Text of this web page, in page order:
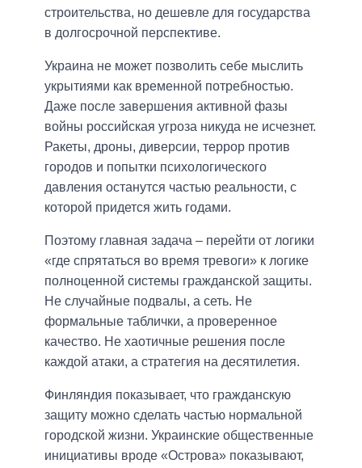
строительства, но дешевле для государства
в долгосрочной перспективе.
Украина не может позволить себе мыслить
укрытиями как временной потребностью.
Даже после завершения активной фазы
войны российская угроза никуда не исчезнет.
Ракеты, дроны, диверсии, террор против
городов и попытки психологического
давления останутся частью реальности, с
которой придется жить годами.
Поэтому главная задача – перейти от логики
«где спрятаться во время тревоги» к логике
полноценной системы гражданской защиты.
Не случайные подвалы, а сеть. Не
формальные таблички, а проверенное
качество. Не хаотичные решения после
каждой атаки, а стратегия на десятилетия.
Финляндия показывает, что гражданскую
защиту можно сделать частью нормальной
городской жизни. Украинские общественные
инициативы вроде «Острова» показывают,